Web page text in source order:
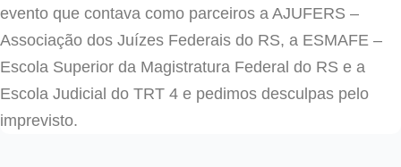
evento que contava como parceiros a AJUFERS –
Associação dos Juízes Federais do RS, a ESMAFE –
Escola Superior da Magistratura Federal do RS e a
Escola Judicial do TRT 4 e pedimos desculpas pelo
imprevisto.